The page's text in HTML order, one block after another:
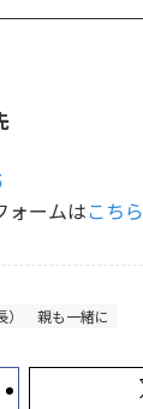
ォームはこちら
親も一緒に